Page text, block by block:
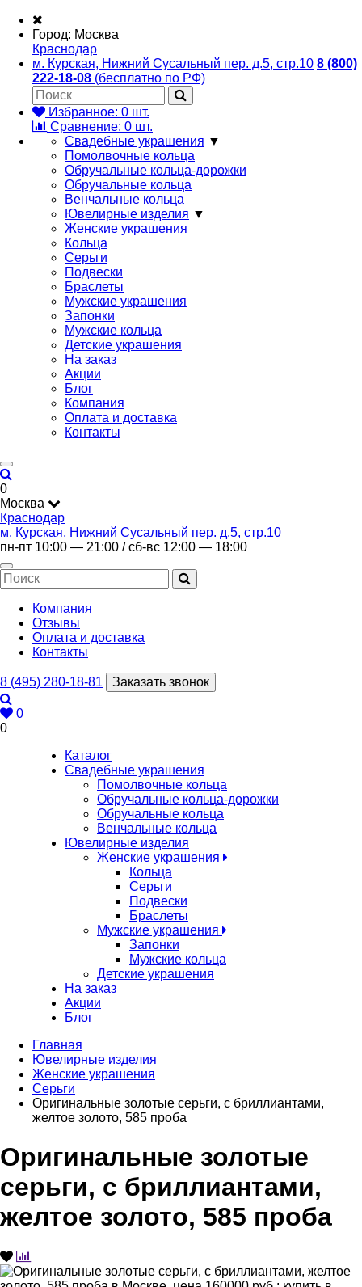
Город: Москва
Краснодар
м. Курская, Нижний Сусальный пер. д.5, стр.10 8 (800)
222-18-08 (бесплатно по РФ)
Избранное: 0 шт.
Сравнение: 0 шт.
Свадебные украшения ▼
Помолвочные кольца
Обручальные кольца-дорожки
Обручальные кольца
Венчальные кольца
Ювелирные изделия ▼
Женские украшения
Кольца
Серьги
Подвески
Браслеты
Мужские украшения
Запонки
Мужские кольца
Детские украшения
На заказ
Акции
Блог
Компания
Оплата и доставка
Контакты
0
Москва
Краснодар
м. Курская, Нижний Сусальный пер. д.5, стр.10
пн-пт 10:00 — 21:00 / сб-вс 12:00 — 18:00
Компания
Отзывы
Оплата и доставка
Контакты
8 (495) 280-18-81 Заказать звонок
0
0
Каталог
Свадебные украшения
Помолвочные кольца
Обручальные кольца-дорожки
Обручальные кольца
Венчальные кольца
Ювелирные изделия
Женские украшения
Кольца
Серьги
Подвески
Браслеты
Мужские украшения
Запонки
Мужские кольца
Детские украшения
На заказ
Акции
Блог
Главная
Ювелирные изделия
Женские украшения
Серьги
Оригинальные золотые серьги, с бриллиантами,
желтое золото, 585 проба
Оригинальные золотые
серьги, с бриллиантами,
желтое золото, 585 проба